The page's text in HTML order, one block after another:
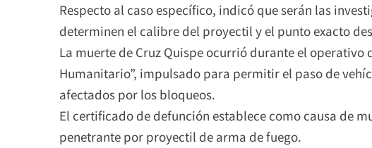
Respecto al caso específico, indicó que serán las
determinen el calibre del proyectil y el punto exacto
La muerte de Cruz Quispe ocurrió durante el operativo
Humanitario”, impulsado para permitir el paso de
afectados por los bloqueos.
El certificado de defunción establece como causa de
penetrante por proyectil de arma de fuego.